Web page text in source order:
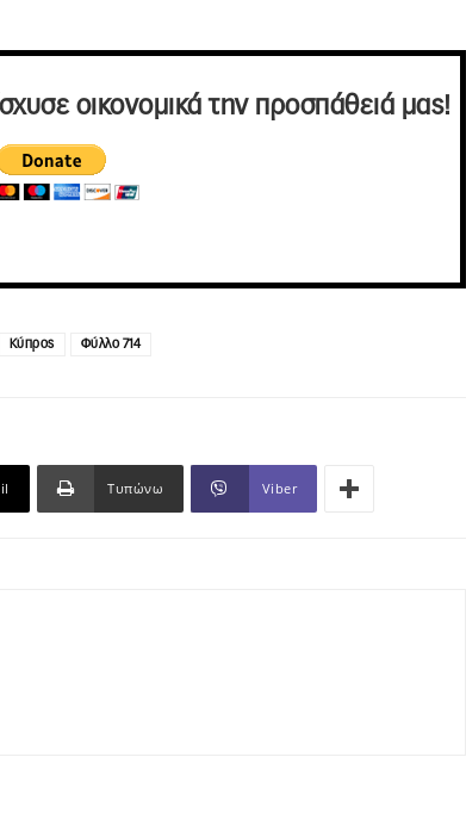
οικονομικά την προσπάθειά μας!
Κύπρος Φύλλο 714
Τυπώνω Viber